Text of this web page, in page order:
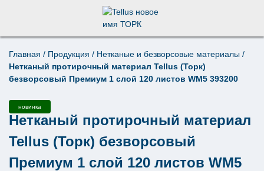
Поиск по товарам
×
Главная / Продукция / Нетканые и безворсовые материалы /
Нетканый протирочный материал Tellus (Торк)
безворсовый Премиум 1 слой 120 листов WM5 393200
новинка
Нетканый протирочный материал
Tellus (Торк) безворсовый
Премиум 1 слой 120 листов WM5